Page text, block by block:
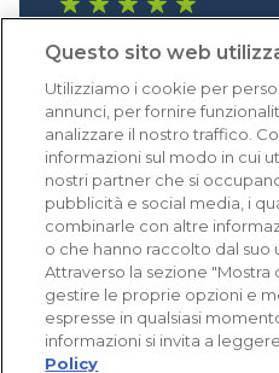
Eccellente (4,8)
Acquisti verificati
Questo sito web
Utilizziamo i cookie per
annunci, per fornire
analizzare il nostro traffico.
informazioni sul modo in cui
nostri partner che si
pubblicità e social media, i
combinarle con altre
o che hanno raccolto dal suo
Attraverso la sezione
gestire le proprie opzioni e
espresse in qualsiasi
informazioni si invita a
Policy